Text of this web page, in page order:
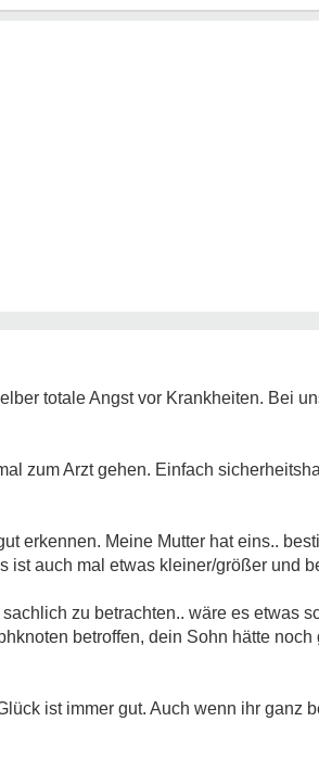
totale Angst vor Krankheiten. Bei
zum Arzt gehen. Einfach
erkennen. Meine Mutter hat eins..
auch mal etwas kleiner/größer und
zu betrachten.. wäre es etwas
betroffen, dein Sohn hätte noch
ist immer gut. Auch wenn ihr ganz